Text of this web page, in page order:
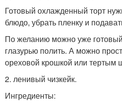
Готовый охлажденный торт
блюдо, убрать пленку и
По желанию можно уже
глазурью полить. А можно
ореховой крошкой или тертым
2. ленивый чизкейк.
Ингредиенты: